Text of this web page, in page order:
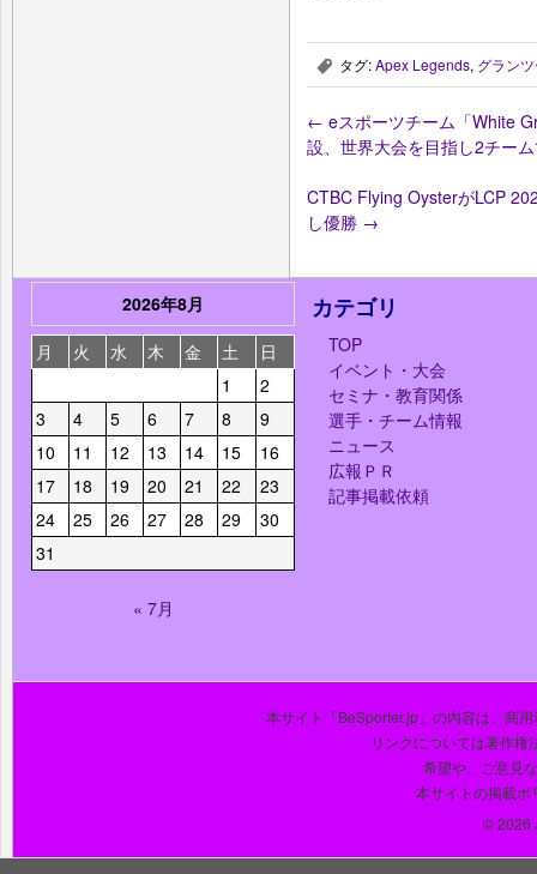
, タグ:Apex Legends, グラン
← eスポーツチーム「White
設、世界大会を目指し2チー
CTBC Flying OysterがLCP
し優勝 →
2026年8月
月
火 水 木 金 土
日
1
2
3
4 5 6 7 8
9
10
11 12 13 14 15
16
17
18 19 20 21 22
23
24
25 26 27 28 29
30
31
« 7月
カテゴリ
TOP
イベント・大会
セミナ・教育関係
選手・チーム情報
ニュース
広報ＰＲ
記事掲載依頼
本サイト「BeSporter.jp」の内容は、商
リンクについては著作権
希望や、ご意見
本サイトの掲載ポ
© 2026